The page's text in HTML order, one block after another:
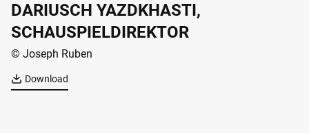
DARIUSCH YAZDKHASTI,
SCHAUSPIELDIREKTOR
© Joseph Ruben
Download